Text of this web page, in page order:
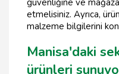
güvenliğine ve
etmelisiniz. Ayrıca,
malzeme bilgilerini
Manisa'daki
ürünleri